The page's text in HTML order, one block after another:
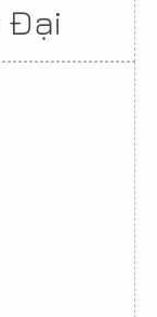
Đại